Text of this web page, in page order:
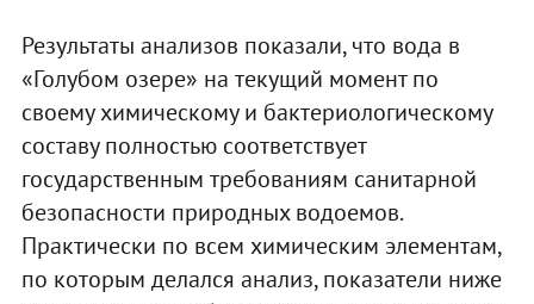
Результаты анализов показали, что вода в
«Голубом озере» на текущий момент по
своему химическому и бактериологическому
составу полностью соответствует
государственным требованиям санитарной
безопасности природных водоемов.
Практически по всем химическим элементам,
по которым делался анализ, показатели ниже